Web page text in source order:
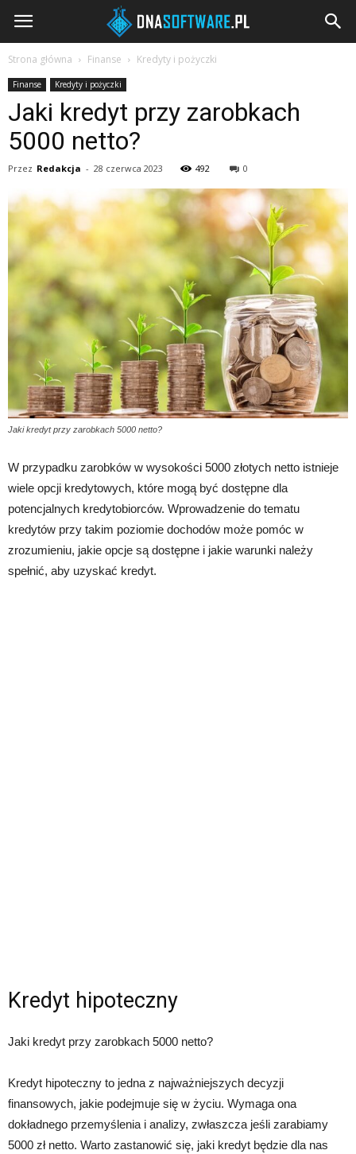
DNAsoftware.pl
Strona główna Finanse Kredyty i pożyczki
Finanse Kredyty i pożyczki
Jaki kredyt przy zarobkach
5000 netto?
Przez Redakcja - 28 czerwca 2023 492 0
Jaki kredyt przy zarobkach 5000 netto?
W przypadku zarobków w wysokości 5000 złotych netto istnieje
wiele opcji kredytowych, które mogą być dostępne dla
potencjalnych kredytobiorców. Wprowadzenie do tematu
kredytów przy takim poziomie dochodów może pomóc w
zrozumieniu, jakie opcje są dostępne i jakie warunki należy
spełnić, aby uzyskać kredyt.
Kredyt hipoteczny
Jaki kredyt przy zarobkach 5000 netto?
Kredyt hipoteczny to jedna z najważniejszych decyzji
finansowych, jakie podejmuje się w życiu. Wymaga ona
dokładnego przemyślenia i analizy, zwłaszcza jeśli zarabiamy
5000 zł netto. Warto zastanowić się, jaki kredyt będzie dla nas